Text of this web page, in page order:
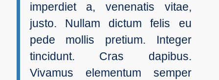
imperdiet a, venenatis vitae,
justo. Nullam dictum felis eu
pede mollis pretium. Integer
tincidunt. Cras dapibus.
Vivamus elementum semper